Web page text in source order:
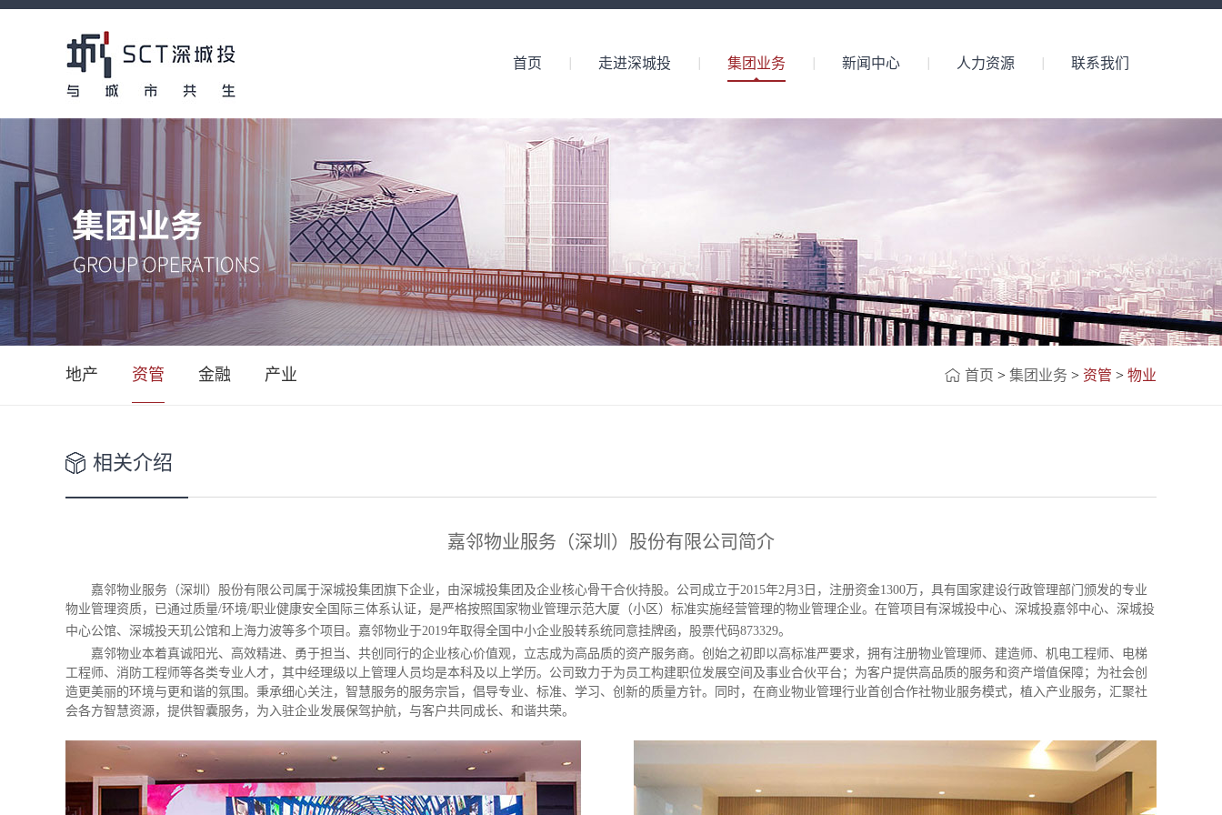
首页 走进深城投 集团业务 新闻中心 人力资源 联系我们
地产 资管 金融 产业 首页 > 集团业务 > 资管 > 物业
相关介绍
嘉邻物业服务（深圳）股份有限公司简介
嘉邻物业服务（深圳）股份有限公司属于深城投集团旗下企业，由深城投集团及企业核心骨干合伙持股。公司成立于2015年2月3日，注册资金1300万，具有国家建设行政管理部门颁发的专业
物业管理资质，已通过质量/环境/职业健康安全国际三体系认证，是严格按照国家物业管理示范大厦（小区）标准实施经营管理的物业管理企业。在管项目有深城投中心、深城投嘉邻中心、深城投
中心公馆、深城投天玑公馆和上海力波等多个项目。嘉邻物业于2019年取得全国中小企业股转系统同意挂牌函，股票代码873329。
嘉邻物业本着真诚阳光、高效精进、勇于担当、共创同行的企业核心价值观，立志成为高品质的资产服务商。创始之初即以高标准严要求，拥有注册物业管理师、建造师、机电工程师、电梯
工程师、消防工程师等各类专业人才，其中经理级以上管理人员均是本科及以上学历。公司致力于为员工构建职位发展空间及事业合伙平台；为客户提供高品质的服务和资产增值保障；为社会创
造更美丽的环境与更和谐的氛围。秉承细心关注，智慧服务的服务宗旨，倡导专业、标准、学习、创新的质量方针。同时，在商业物业管理行业首创合作社物业服务模式，植入产业服务，汇聚社
会各方智慧资源，提供智囊服务，为入驻企业发展保驾护航，与客户共同成长、和谐共荣。